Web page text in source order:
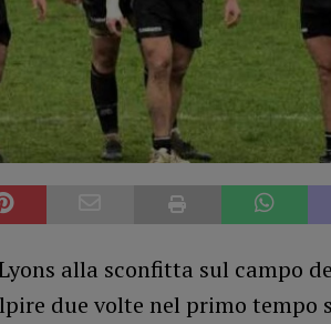
alla sconfitta sul campo
due volte nel primo tempo